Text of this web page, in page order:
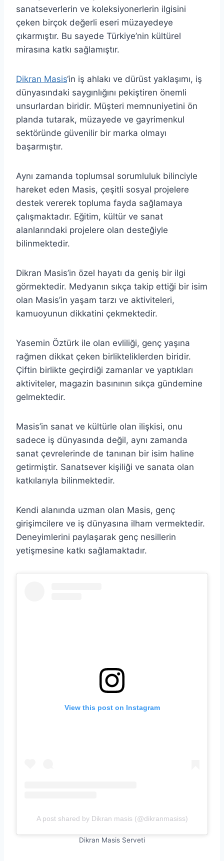
sanatseverlerin ve koleksiyonerlerin ilgisini
çeken birçok değerli eseri müzayedeye
çıkarmıştır. Bu sayede Türkiye’nin kültürel
mirasına katkı sağlamıştır.
Dikran Masis‘in iş ahlakı ve dürüst yaklaşımı, iş
dünyasındaki saygınlığını pekiştiren önemli
unsurlardan biridir. Müşteri memnuniyetini ön
planda tutarak, müzayede ve gayrimenkul
sektöründe güvenilir bir marka olmayı
başarmıştır.
Aynı zamanda toplumsal sorumluluk bilinciyle
hareket eden Masis, çeşitli sosyal projelere
destek vererek topluma fayda sağlamaya
çalışmaktadır. Eğitim, kültür ve sanat
alanlarındaki projelere olan desteğiyle
bilinmektedir.
Dikran Masis’in özel hayatı da geniş bir ilgi
görmektedir. Medyanın sıkça takip ettiği bir isim
olan Masis’in yaşam tarzı ve aktiviteleri,
kamuoyunun dikkatini çekmektedir.
Yasemin Öztürk ile olan evliliği, genç yaşına
rağmen dikkat çeken birlikteliklerden biridir.
Çiftin birlikte geçirdiği zamanlar ve yaptıkları
aktiviteler, magazin basınının sıkça gündemine
gelmektedir.
Masis’in sanat ve kültürle olan ilişkisi, onu
sadece iş dünyasında değil, aynı zamanda
sanat çevrelerinde de tanınan bir isim haline
getirmiştir. Sanatsever kişiliği ve sanata olan
katkılarıyla bilinmektedir.
Kendi alanında uzman olan Masis, genç
girişimcilere ve iş dünyasına ilham vermektedir.
Deneyimlerini paylaşarak genç nesillerin
yetişmesine katkı sağlamaktadır.
View this post on Instagram
A post shared by Dikran masis (@dikranmasiss)
Dikran Masis Serveti